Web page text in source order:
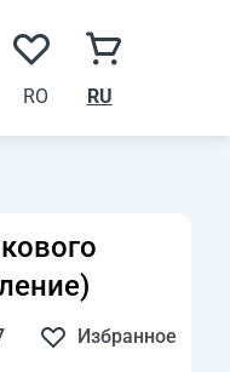
RO RU
Избранное